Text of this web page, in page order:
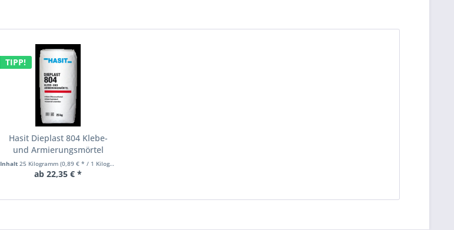
TIPP!
Hasit Dieplast 804 Klebe-
und Armierungsmörtel
Inhalt25 Kilogramm(0,89 € * / 1 Kilogramm)
ab 22,35 € *